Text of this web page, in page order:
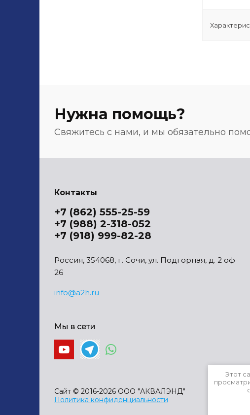
Этот
Нужна помощь?
Свяжитесь с нами, и мы обязательно
Контакты
+7 (862) 555-25-59
+7 (988) 2-318-052
+7 (918) 999-82-28
Россия, 354068, г. Сочи, ул. Подгорная, д. 2 оф
26
info@a2h.ru
Мы в сети
Сайт © 2016-2026 ООО "АКВАЛЭНД"
Политика конфиденциальности